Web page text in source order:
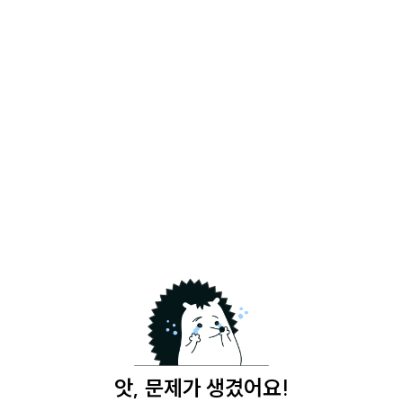
앗, 문제가 생겼어요!